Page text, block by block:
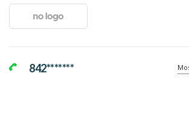
842*******